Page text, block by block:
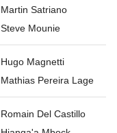
Martin Satriano
Steve Mounie
Hugo Magnetti
Mathias Pereira Lage
Romain Del Castillo